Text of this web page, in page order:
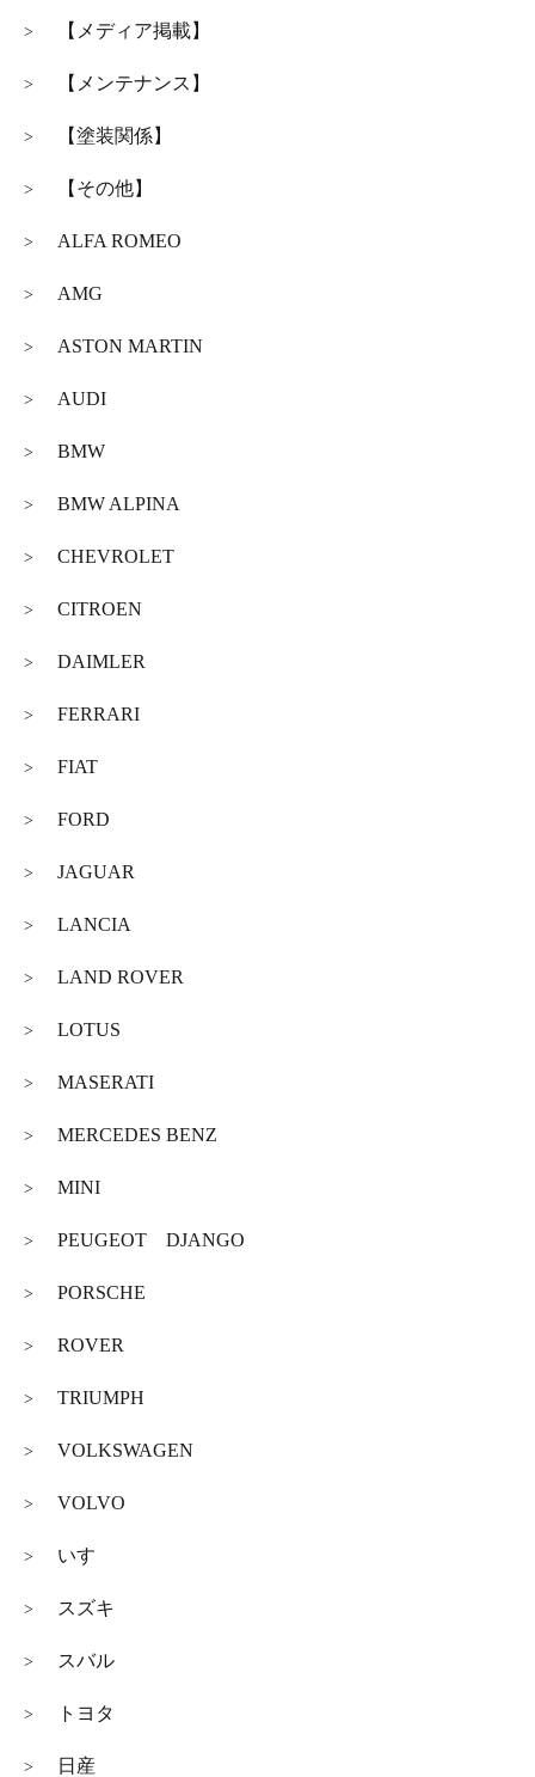
> 【メディア掲載】
> 【メンテナンス】
> 【塗装関係】
> 【その他】
> ALFA ROMEO
> AMG
> ASTON MARTIN
> AUDI
> BMW
> BMW ALPINA
> CHEVROLET
> CITROEN
> DAIMLER
> FERRARI
> FIAT
> FORD
> JAGUAR
> LANCIA
> LAND ROVER
> LOTUS
> MASERATI
> MERCEDES BENZ
> MINI
> PEUGEOT DJANGO
> PORSCHE
> ROVER
> TRIUMPH
> VOLKSWAGEN
> VOLVO
> いすゞ
> スズキ
> スバル
> トヨタ
> 日産